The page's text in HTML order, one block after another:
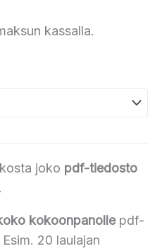
kassalla.
joko pdf-tiedosto
.
kokoonpanollepdf-
20 laulajan